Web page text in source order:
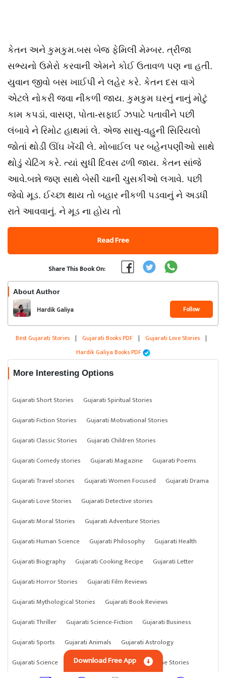
કેતન અને કુમકુમ.બસ બેજ ફેમિલી મેમ્બર. ત્રીજા
સભ્યનો ઉમેરો કરવાની એમને કોઈ ઉતાવળ પણ ના હતી.
યુવાન જીવો બસ ખાઈપી ને લહેર કરે. કેતન દસ વાગે
એટલે નોકરી જવા નીકળી જાય. કુમકુમ ઘરનું નાનું મોટું
કામ કપડાં, વાસણ, પોતા-સફાઈ ઝપાટે પતાવીને પછી
લંબાવે ને રિમોટ હાથમાં લે. એજ સાસુ-વહુની સિરિયલો
જોતાં થોડી ઊંઘ ખેંચી લે. મોબાઈલ પર બહેનપણીઓ સાથે
થોડું ચેટિંગ કરે. ત્યાં સુધી દિવસ ઢળી જાય. કેતન સાંજે
આવે.બન્ને જણ સાથે બેસી ચાની ચુસકીઓ લગાવે. પછી
જેવો મૂડ. ઈચ્છા થાય તો બહાર નીકળી પડવાનું ને અડધી
રાતે આવવાનું. ને મૂડ ના હોય તો
Read Free
Share This Book On:
About Author
Hardik Galiya Follow
Best Gujarati Stories | Gujarati Books PDF | Gujarati Love Stories |
Hardik Galiya Books PDF
More Interesting Options
Gujarati Short Stories
Gujarati Spiritual Stories
Gujarati Fiction Stories
Gujarati Motivational Stories
Gujarati Classic Stories
Gujarati Children Stories
Gujarati Comedy stories
Gujarati Magazine
Gujarati Poems
Gujarati Travel stories
Gujarati Women Focused
Gujarati Drama
Gujarati Love Stories
Gujarati Detective stories
Gujarati Moral Stories
Gujarati Adventure Stories
Gujarati Human Science
Gujarati Philosophy
Gujarati Health
Gujarati Biography
Gujarati Cooking Recipe
Gujarati Letter
Gujarati Horror Stories
Gujarati Film Reviews
Gujarati Mythological Stories
Gujarati Book Reviews
Gujarati Thriller
Gujarati Science-Fiction
Gujarati Business
Gujarati Sports
Gujarati Animals
Gujarati Astrology
Gujarati Science
Gujarati Anything Gujarati Crime Stories
Download Free App